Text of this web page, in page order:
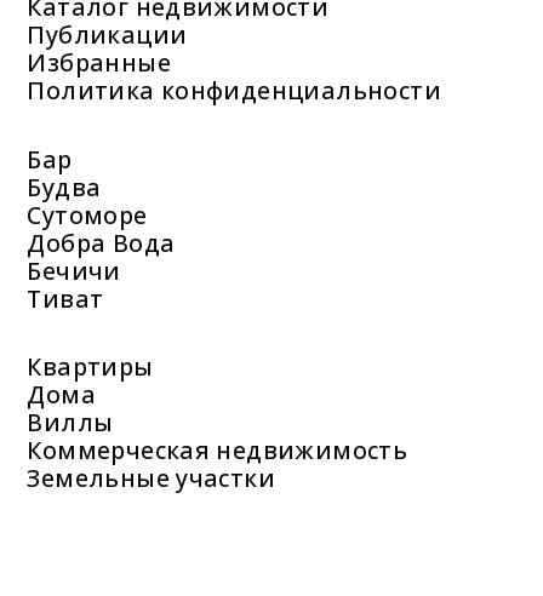
Каталог недвижимости
Публикации
Избранные
Политика конфиденциальности
Бар
Будва
Сутоморе
Добра Вода
Бечичи
Тиват
Квартиры
Дома
Виллы
Коммерческая недвижимость
Земельные участки